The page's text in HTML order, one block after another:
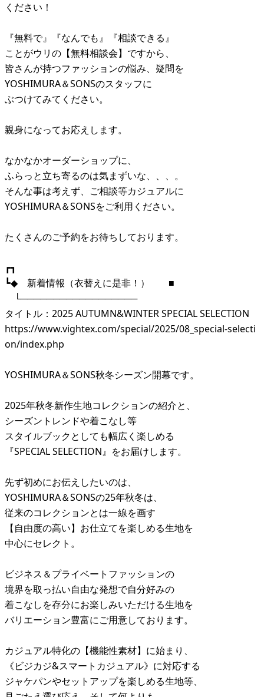
ください！
『無料で』『なんでも』『相談できる』
ことがウリの【無料相談会】ですから、
皆さんが持つファッションの悩み、疑問を
YOSHIMURA＆SONSのスタッフに
ぶつけてみてください。
親身になってお応えします。
なかなかオーダーショップに、
ふらっと立ち寄るのは気まずいな、、、。
そんな事は考えず、ご相談等カジュアルに
YOSHIMURA＆SONSをご利用ください。
たくさんのご予約をお待ちしております。
┏┓
┗◆ 新着情報（衣替えに是非！） ■
└──────────────────
タイトル：2025 AUTUMN&WINTER SPECIAL SELECTION
https://www.vightex.com/special/2025/08_special-selecti
on/index.php
YOSHIMURA＆SONS秋冬シーズン開幕です。
2025年秋冬新作生地コレクションの紹介と、
シーズントレンドや着こなし等
スタイルブックとしても幅広く楽しめる
『SPECIAL SELECTION』をお届けします。
先ず初めにお伝えしたいのは、
YOSHIMURA＆SONSの25年秋冬は、
従来のコレクションとは一線を画す
【自由度の高い】お仕立てを楽しめる生地を
中心にセレクト。
ビジネス＆プライベートファッションの
境界を取っ払い自由な発想で自分好みの
着こなしを存分にお楽しみいただける生地を
バリエーション豊富にご用意しております。
カジュアル特化の【機能性素材】に始まり、
《ビジカジ&スマートカジュアル》に対応する
ジャケパンやセットアップを楽しめる生地等、